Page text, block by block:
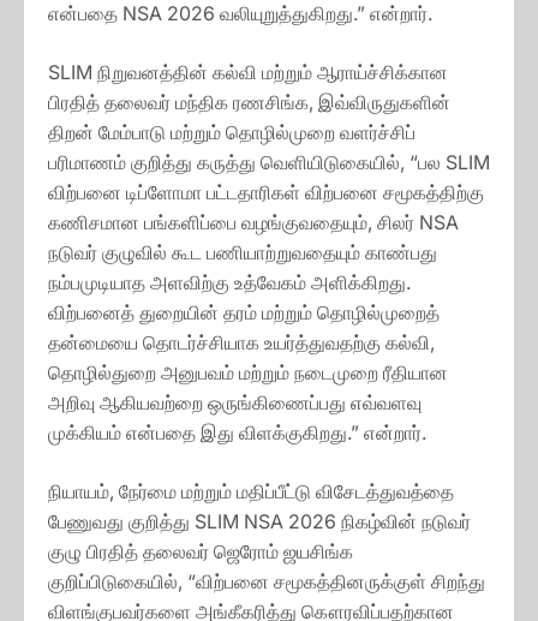
என்பதை NSA 2026 வலியுறுத்துகிறது.” என்றார்.
SLIM நிறுவனத்தின் கல்வி மற்றும் ஆராய்ச்சிக்கான
பிரதித் தலைவர் மந்திக ரணசிங்க, இவ்விருதுகளின்
திறன் மேம்பாடு மற்றும் தொழில்முறை வளர்ச்சிப்
பரிமாணம் குறித்து கருத்து வெளியிடுகையில், “பல SLIM
விற்பனை டிப்ளோமா பட்டதாரிகள் விற்பனை சமூகத்திற்கு
கணிசமான பங்களிப்பை வழங்குவதையும், சிலர் NSA
நடுவர் குழுவில் கூட பணியாற்றுவதையும் காண்பது
நம்பமுடியாத அளவிற்கு உத்வேகம் அளிக்கிறது.
விற்பனைத் துறையின் தரம் மற்றும் தொழில்முறைத்
தன்மையை தொடர்ச்சியாக உயர்த்துவதற்கு கல்வி,
தொழில்துறை அனுபவம் மற்றும் நடைமுறை ரீதியான
அறிவு ஆகியவற்றை ஒருங்கிணைப்பது எவ்வளவு
முக்கியம் என்பதை இது விளக்குகிறது.” என்றார்.
நியாயம், நேர்மை மற்றும் மதிப்பீட்டு விசேடத்துவத்தை
பேணுவது குறித்து SLIM NSA 2026 நிகழ்வின் நடுவர்
குழு பிரதித் தலைவர் ஜெரோம் ஜயசிங்க
குறிப்பிடுகையில், “விற்பனை சமூகத்தினருக்குள் சிறந்து
விளங்குபவர்களை அங்கீகரித்து கௌரவிப்பதற்கான